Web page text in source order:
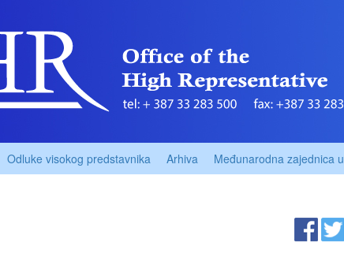
Odluke visokog predstavnika Arhiva Međunarodna zajednica